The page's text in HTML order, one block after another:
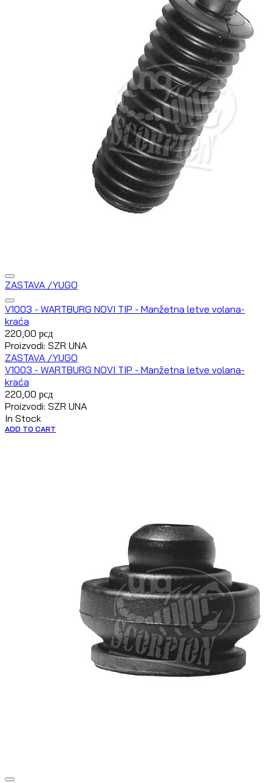
ZASTAVA /YUGO
V1003 - WARTBURG NOVI TIP - Manžetna letve volana-
kraća
220,00 рсд
Proizvodi: SZR UNA
ZASTAVA /YUGO
V1003 - WARTBURG NOVI TIP - Manžetna letve volana-
kraća
220,00 рсд
Proizvodi: SZR UNA
In Stock
ADD TO CART